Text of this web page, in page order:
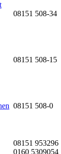
08151 508-34
08151 508-15
08151 508-0
08151 953296
0160 5309054